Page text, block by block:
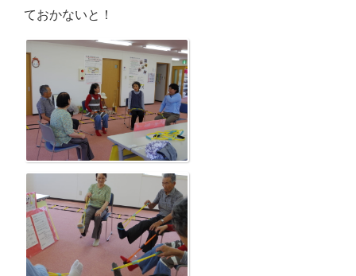
ておかないと！